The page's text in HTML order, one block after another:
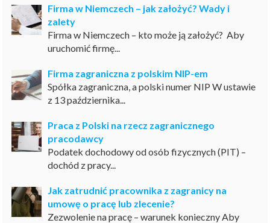
Firma w Niemczech – jak założyć? Wady i
zalety
Firma w Niemczech – kto może ją założyć? Aby
uruchomić firmę...
Firma zagraniczna z polskim NIP-em
Spółka zagraniczna, a polski numer NIP W ustawie
z 13 października...
Praca z Polski na rzecz zagranicznego
pracodawcy
Podatek dochodowy od osób fizycznych (PIT) –
dochód z pracy...
Jak zatrudnić pracownika z zagranicy na
umowę o pracę lub zlecenie?
Zezwolenie na pracę – warunek konieczny Aby